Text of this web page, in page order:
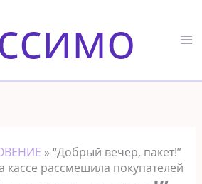
» “Добрый вечер, пакет!”
рассмешила покупателей